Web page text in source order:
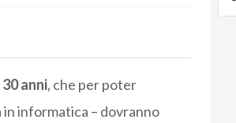
anni, che per poter
in informatica – dovranno